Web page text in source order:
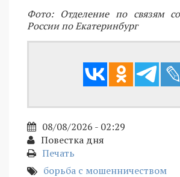
Фото: Отделение по связям
России по Екатеринбург
08/08/2026 - 02:29
Повестка дня
Печать
борьба с мошенничеством